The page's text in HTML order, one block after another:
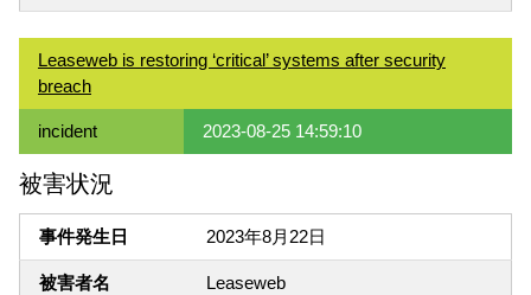
Leaseweb is restoring ‘critical’ systems after security
breach
incident 2023-08-25 14:59:10
被害状況
事件発生日 2023年8月22日
被害者名 Leaseweb